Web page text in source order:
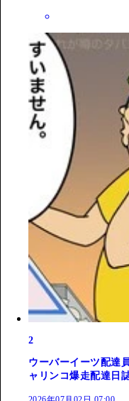
2
ウーバーイーツ配達
ャリンコ爆走配達日誌